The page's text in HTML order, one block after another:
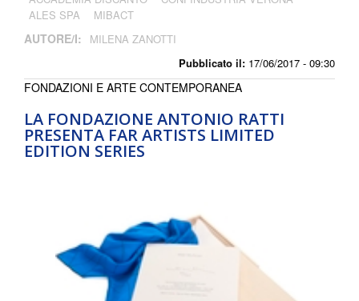
Pubblicato il: 17/06/2017 - 09:30
ALES SPA
MIBACT
AUTORE/I: MILENA ZANOTTI
LA FONDAZIONE ANTONIO RATTI
PRESENTA FAR ARTISTS LIMITED
EDITION SERIES
FONDAZIONI E ARTE CONTEMPORANEA